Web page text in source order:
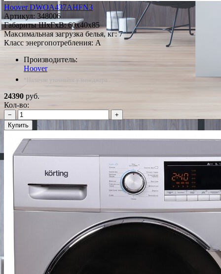
Hoover DWOA437AHFN3
Артикул: 348006
Габариты ШxГxВ: 60x40x85
Максимальная загрузка белья, кг: 7
Класс энергопотребления: A
Производитель:
Hoover
*Наличие уточняйте у менеджера
24390 руб.
Кол-во:
−
+
Купить